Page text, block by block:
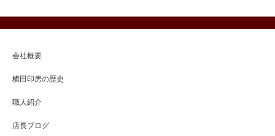
会社概要
横田印房の歴史
職人紹介
店長ブログ